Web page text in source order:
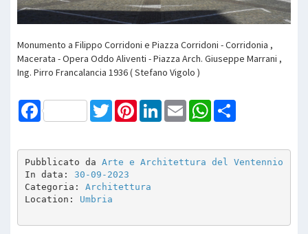
Monumento a Filippo Corridoni e Piazza Corridoni - Corridonia ,
Macerata - Opera Oddo Aliventi - Piazza Arch. Giuseppe Marrani ,
Ing. Pirro Francalancia 1936 ( Stefano Vigolo )
Facebook TwitterPinterestLinkedInEmail WhatsApp
Pubblicato da Arte e Architettura del Ventennio
In data: 30-09-2023
Categoria: Architettura
Location: Umbria